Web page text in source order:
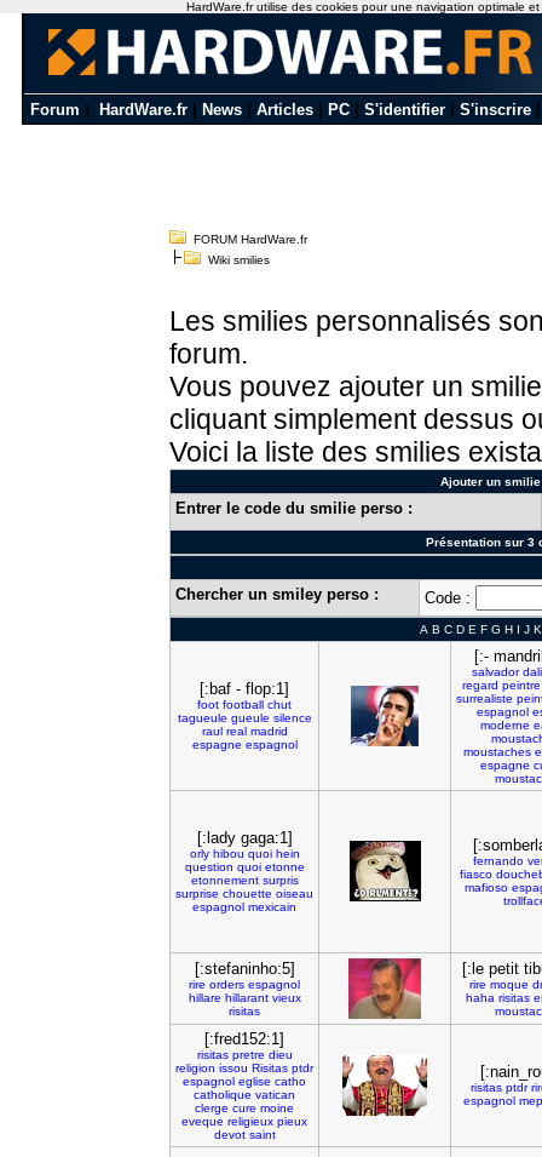
Forum HardWare.fr News Articles PC S'identifier S'inscrire
FORUM HardWare.fr
Wiki smilies
Les smilies personnalisés
forum.
Vous pouvez ajouter un
cliquant simplement dessus
Voici la liste des smilies
Ajouter un
Entrer le code du smilie perso :
Présentation sur 3
Chercher un smiley perso : Code :
A B C D E F G H I J K
[:baf - flop:1]
foot football chut
tagueule gueule silence
raul real madrid
espagne espagnol
[:-
salvador dali
regard peintre
surrealiste
espagnol
moderne
moustaches
espagne
[:lady gaga:1]
orly hibou quoi hein
question quoi etonne
etonnement surpris
surprise chouette oiseau
espagnol mexicain
fernando
fiasco
mafioso
[:stefaninho:5]
rire orders espagnol
hillare hillarant vieux
risitas
[:le petit
rire moque
haha risitas
[:fred152:1]
risitas pretre dieu
religion issou Risitas ptdr
espagnol eglise catho
catholique vatican
clerge cure moine
eveque religieux pieux
devot saint
risitas ptdr
espagnol
HardWare.fr utilise des cookies pour une navigation optimale